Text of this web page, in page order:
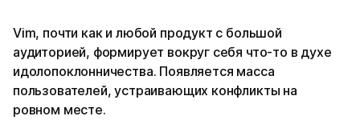
Vim, почти как и любой продукт с большой
аудиторией, формирует вокруг себя что-то в духе
идолопоклонничества. Появляется масса
пользователей, устраивающих конфликты на
ровном месте.